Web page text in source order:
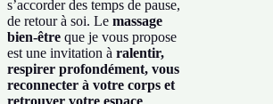
s’accorder des temps de pause,
de retour à soi. Le massage
bien-être que je vous propose
est une invitation à ralentir,
respirer profondément, vous
reconnecter à votre corps et
retrouver votre espace